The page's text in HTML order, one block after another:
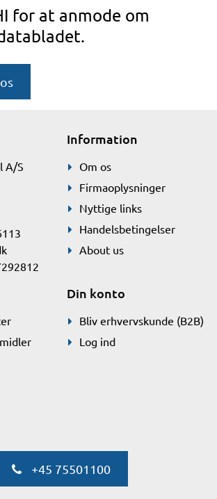
for at anmode om
A/S
Information
Om os
Firmaoplysninger
Nyttige links
Handelsbetingelser
About us
Din konto
Bliv erhvervskunde (B2B)
Log ind
+45 75501100